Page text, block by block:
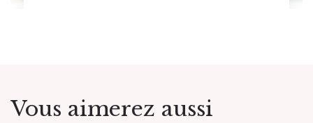
Vous aimerez aussi